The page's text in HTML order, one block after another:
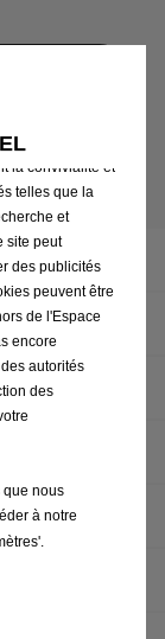
la sécurité, la
la convivialité et
telles que la
et
site peut
des publicités
peuvent être
de l'Espace
encore
autorités
des
que nous
à notre